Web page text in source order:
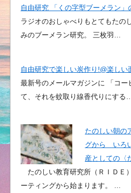
自由研究 「くの字型ブーメラン
ラジオのおしゃべりもとてもたの
みのブーメラン研究。 三枚羽…
自由研究で楽しい炭作り!@楽しい
最新号のメールマガジンに 「コー
て、それを蚊取り線香代りにする…
たのしい朝の
グから いろ
産としての〈
たのしい教育研究所（ＲＩＤＥ
ーティングから始まります。 …